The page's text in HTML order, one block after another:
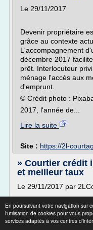
En poursuivant votre navigation sur
l'utilisation de cookies pour vous
services adaptés à vos centres
Le 29/11/2017
Devenir propriétaire
grâce au contexte
L'accompagnement
décembre 2017
prêt. Interlocuteur
ménage l'accès aux
d'emprunt.
© Crédit photo :
2017, l'année de...
Lire la suite
Site : https://2l-
» Courtier crédit
et meilleur taux
Le 29/11/2017 par
Devenir propriétaire
grâce au contexte